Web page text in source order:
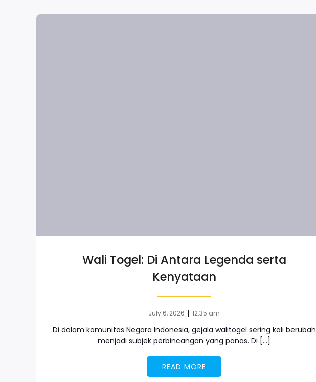
Wali Togel: Di Antara Legenda serta
Kenyataan
July 6, 2026 | 12:35 am
Di dalam komunitas Negara Indonesia, gejala walitogel sering kali berubah
menjadi subjek perbincangan yang panas. Di […]
READ MORE